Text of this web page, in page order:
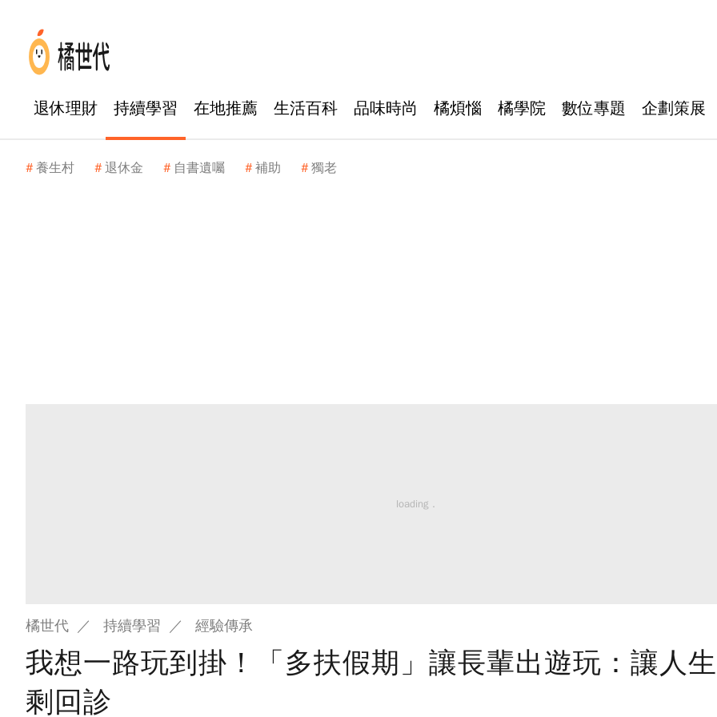
退休理財 持續學習 在地推薦 生活百科 品味時尚 橘煩惱 橘學院 數位專題 企劃策展
養生村 退休金 自書遺囑 補助 獨老
橘世代 持續學習 經驗傳承
我想一路玩到掛！「多扶假期」讓長輩出遊玩：讓人
剩回診